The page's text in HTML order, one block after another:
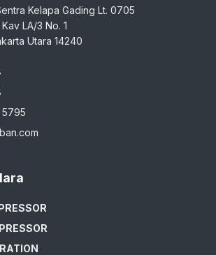
Kelapa Gading Lt. 0705
LA/3 No. 1
Utara 14240
5795